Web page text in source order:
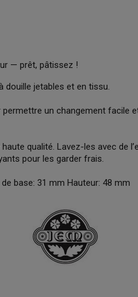
— prêt, pâtissez !
jetables et en tissu.
un changement facile
qualité. Lavez-les avec de
pour les garder frais.
base: 31 mm Hauteur: 48 mm